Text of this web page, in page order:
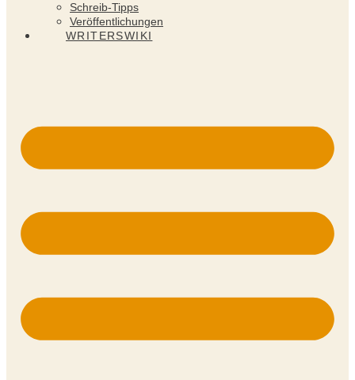
Schreib-Tipps
Veröffentlichungen
WRITERSWIKI